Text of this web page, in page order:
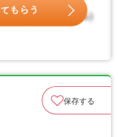
保存する